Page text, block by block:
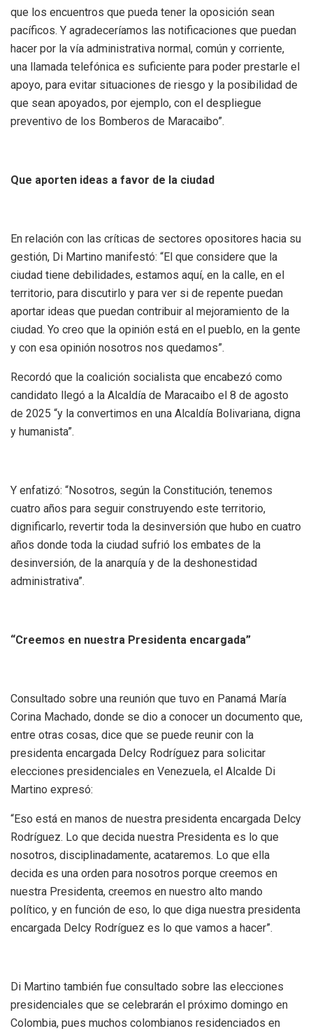
que los encuentros que pueda tener la oposición sean
pacíficos. Y agradeceríamos las notificaciones que puedan
hacer por la vía administrativa normal, común y corriente,
una llamada telefónica es suficiente para poder prestarle el
apoyo, para evitar situaciones de riesgo y la posibilidad de
que sean apoyados, por ejemplo, con el despliegue
preventivo de los Bomberos de Maracaibo”.
Que aporten ideas a favor de la ciudad
En relación con las críticas de sectores opositores hacia su
gestión, Di Martino manifestó: “El que considere que la
ciudad tiene debilidades, estamos aquí, en la calle, en el
territorio, para discutirlo y para ver si de repente puedan
aportar ideas que puedan contribuir al mejoramiento de la
ciudad. Yo creo que la opinión está en el pueblo, en la gente
y con esa opinión nosotros nos quedamos”.
Recordó que la coalición socialista que encabezó como
candidato llegó a la Alcaldía de Maracaibo el 8 de agosto
de 2025 “y la convertimos en una Alcaldía Bolivariana, digna
y humanista”.
Y enfatizó: “Nosotros, según la Constitución, tenemos
cuatro años para seguir construyendo este territorio,
dignificarlo, revertir toda la desinversión que hubo en cuatro
años donde toda la ciudad sufrió los embates de la
desinversión, de la anarquía y de la deshonestidad
administrativa”.
“Creemos en nuestra Presidenta encargada”
Consultado sobre una reunión que tuvo en Panamá María
Corina Machado, donde se dio a conocer un documento que,
entre otras cosas, dice que se puede reunir con la
presidenta encargada Delcy Rodríguez para solicitar
elecciones presidenciales en Venezuela, el Alcalde Di
Martino expresó:
“Eso está en manos de nuestra presidenta encargada Delcy
Rodríguez. Lo que decida nuestra Presidenta es lo que
nosotros, disciplinadamente, acataremos. Lo que ella
decida es una orden para nosotros porque creemos en
nuestra Presidenta, creemos en nuestro alto mando
político, y en función de eso, lo que diga nuestra presidenta
encargada Delcy Rodríguez es lo que vamos a hacer”.
Di Martino también fue consultado sobre las elecciones
presidenciales que se celebrarán el próximo domingo en
Colombia, pues muchos colombianos residenciados en